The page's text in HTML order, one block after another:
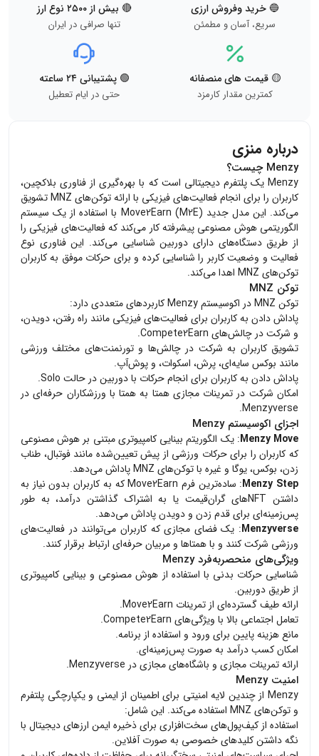
🔵 خرید وفروش ارزی
سریع، آسان و مطمئن
🔴 بیش از ۲۵۰۰ نوع ارز
تنها صرافی در ایران
🟡 قیمت های منصفانه
کمترین مقدار کارمزد
🟢 پشتیبانی ۲۴ ساعته
حتی در ایام تعطیل
درباره منزی
Menzy چیست؟
Menzy یک پلتفرم دیجیتالی است که با بهره‌گیری از فناوری بلاکچین،
کاربران را برای انجام فعالیت‌های فیزیکی با ارائه توکن‌های MNZ تشویق
می‌کند. این مدل جدید Move2Earn (M2E) با استفاده از یک سیستم
الگوریتمی هوش مصنوعی پیشرفته کار می‌کند که فعالیت‌های فیزیکی را
از طریق دستگاه‌های دارای دوربین شناسایی می‌کند. این فناوری نوع
فعالیت و وضعیت کاربر را شناسایی کرده و برای حرکات موفق به کاربران
توکن‌های MNZ اهدا می‌کند.
توکن MNZ
توکن MNZ در اکوسیستم Menzy کاربردهای متعددی دارد:
پاداش دادن به کاربران برای فعالیت‌های فیزیکی مانند راه رفتن، دویدن،
و شرکت در چالش‌های Compete2Earn.
تشویق کاربران به شرکت در چالش‌ها و تورنمنت‌های مختلف ورزشی
مانند بوکس سایه‌ای، پرش، اسکوات، و پوش‌آپ.
پاداش دادن به کاربران برای انجام حرکات با دوربین در حالت Solo.
امکان شرکت در تمرینات مجازی همتا به همتا با ورزشکاران حرفه‌ای در
Menzyverse.
اجزای اکوسیستم Menzy
Menzy Move: یک الگوریتم بینایی کامپیوتری مبتنی بر هوش مصنوعی
که کاربران را برای حرکات ورزشی از پیش تعیین‌شده مانند فوتبال، طناب
زدن، بوکس، یوگا و غیره با توکن‌های MNZ پاداش می‌دهد.
Menzy Step
: ساده‌ترین فرم Move2Earn که به کاربران بدون نیاز به
داشتن NFT‌های گران‌قیمت یا به اشتراک گذاشتن درآمد، به طور
پس‌زمینه‌ای برای قدم زدن و دویدن پاداش می‌دهد.
Menzyverse: یک فضای مجازی که کاربران می‌توانند در فعالیت‌های
ورزشی شرکت کنند و با همتاها و مربیان حرفه‌ای ارتباط برقرار کنند.
ویژگی‌های منحصربه‌فرد Menzy
شناسایی حرکات بدنی با استفاده از هوش مصنوعی و بینایی کامپیوتری
از طریق دوربین.
ارائه طیف گسترده‌ای از تمرینات Move2Earn.
تعامل اجتماعی بالا با ویژگی‌های Compete2Earn.
مانع هزینه پایین برای ورود و استفاده از برنامه.
امکان کسب درآمد به صورت پس‌زمینه‌ای.
ارائه تمرینات مجازی و باشگاه‌های مجازی در Menzyverse.
امنیت Menzy
Menzy از چندین لایه امنیتی برای اطمینان از ایمنی و یکپارچگی پلتفرم
و توکن‌های MNZ استفاده می‌کند. این شامل:
استفاده از کیف‌پول‌های سخت‌افزاری برای ذخیره ایمن ارزهای دیجیتال با
نگه داشتن کلیدهای خصوصی به صورت آفلاین.